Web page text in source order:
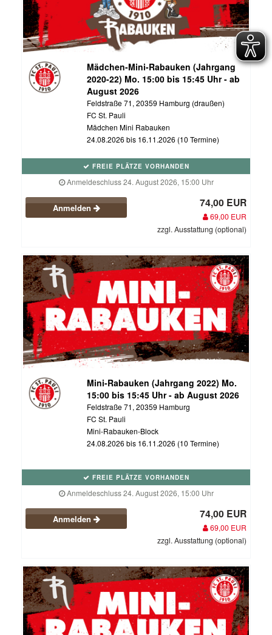
Mädchen-Mini-Rabauken (Jahrgang
2020-22) Mo. 15:00 bis 15:45 Uhr - ab
August 2026
Feldstraße 71, 20359 Hamburg (draußen)
FC St. Pauli
Mädchen Mini Rabauken
24.08.2026 bis 16.11.2026 (10 Termine)
FREIE PLÄTZE VORHANDEN
Anmeldeschluss 24. August 2026, 15:00 Uhr
Anmelden 74,00 EUR
69,00 EUR
zzgl. Ausstattung (optional)
Mini-Rabauken (Jahrgang 2022) Mo.
15:00 bis 15:45 Uhr - ab August 2026
Feldstraße 71, 20359 Hamburg
FC St. Pauli
Mini-Rabauken-Block
24.08.2026 bis 16.11.2026 (10 Termine)
FREIE PLÄTZE VORHANDEN
Anmeldeschluss 24. August 2026, 15:00 Uhr
Anmelden 74,00 EUR
69,00 EUR
zzgl. Ausstattung (optional)